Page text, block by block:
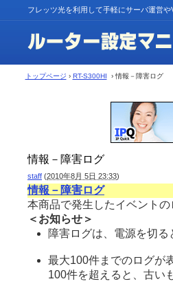
フレッツ光を利用して手軽にサーバ運営
トップページ › RT-S300HI › 情報－障害ログ
情報－障害ログ
staff (2010年8月 5日 23:33)
情報－障害ログ
本商品で発生したイベントの
＜お知らせ＞
障害ログは、電源を切
最大100件までのログが
100件を超えると、古い